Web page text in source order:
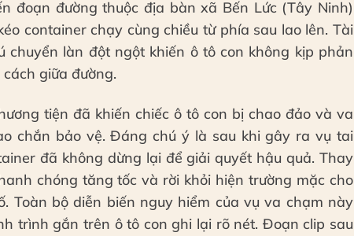
đoạn đường thuộc địa bàn xã Bến Lức (Tây Ninh)
container chạy cùng chiều từ phía sau lao lên. Tài
chuyển làn đột ngột khiến ô tô con không kịp phản
giữa đường.
tiện đã khiến chiếc ô tô con bị chao đảo và va
chắn bảo vệ. Đáng chú ý là sau khi gây ra vụ tai
đã không dừng lại để giải quyết hậu quả. Thay
chóng tăng tốc và rời khỏi hiện trường mặc cho
Toàn bộ diễn biến nguy hiểm của vụ va chạm này
trình gắn trên ô tô con ghi lại rõ nét. Đoạn clip sau